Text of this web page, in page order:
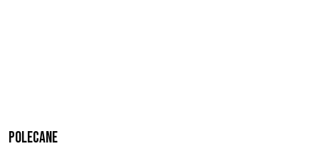
Polecane